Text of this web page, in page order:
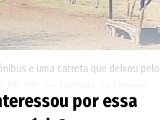
e uma carreta que deixou pelo
depois que o motorista do
por essa